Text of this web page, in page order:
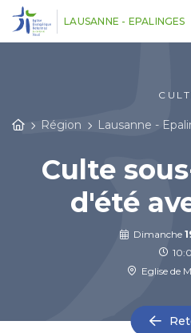
LAUSANNE - EPALINGES
Région Lausanne -
Culte
d'été
Dimanche
Eglise de
Panneau de gestion des